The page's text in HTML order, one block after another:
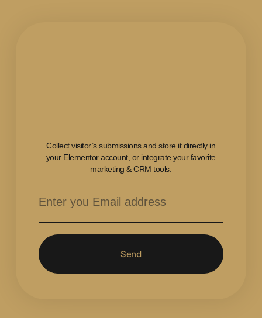
Collect visitor’s submissions and store it directly in
your Elementor account, or integrate your favorite
marketing & CRM tools.
Send